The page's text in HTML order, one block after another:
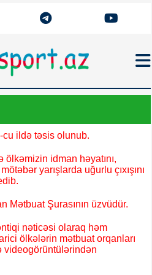
cu ildə təsis olunub.
ölkəmizin idman həyatını,
yarışlarda uğurlu çıxışını
Mətbuat Şurasının üzvüdür.
nəticəsi olaraq həm
ölkələrin mətbuat orqanları
videogörüntülərindən